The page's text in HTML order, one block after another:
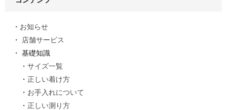
お知らせ
店舗サービス
基礎知識
サイズ一覧
正しい着け方
お手入れについて
正しい測り方